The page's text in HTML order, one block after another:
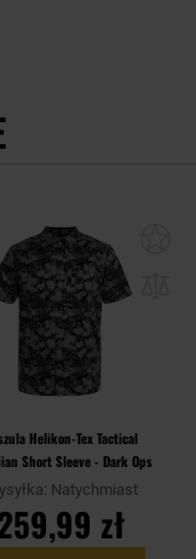
Helikon-Tex Tactical
Short Sleeve - Dark Ops
Natychmiast
zł